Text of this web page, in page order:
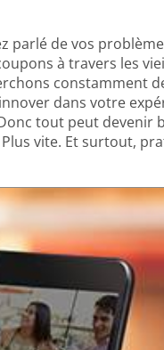
parlé de vos
à travers les
constamment
dans votre
tout peut devenir
vite. Et surtout,